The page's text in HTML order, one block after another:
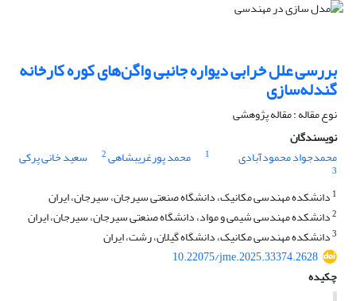
بررسی علل خرابی دیواره جانبی واگن‌های کوره کارخانه
گندله‌سازی
نوع مقاله : مقاله پژوهشی
نویسندگان
محمدجواد محمودآبادی
1 محمد پورغریبشاهی2 سعید خانی پرکی
3
1 دانشکده مهندسی مکانیک، دانشگاه صنعتی سیرجان، سیرجان، ایران
2دانشکده مهندسی شیمی و مواد، دانشگاه صنعتی سیرجان، سیرجان، ایران
3دانشکده مهندسی مکانیک، دانشگاه گیلان، رشت، ایران
10.22075/jme.2025.33374.2628
چکیده